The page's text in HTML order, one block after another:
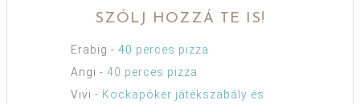
SZÓLJ HOZZÁ TE IS!
Erabig - 40 perces pizza
Angi - 40 perces pizza
Vivi - Kockapóker játékszabály és